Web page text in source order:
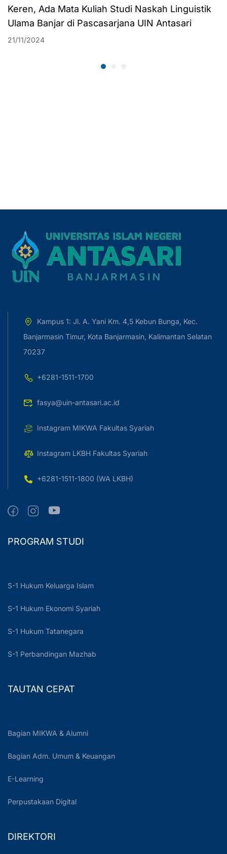
Keren, Ada Mata Kuliah Studi Naskah Linguistik
Ulama Banjar di Pascasarjana UIN Antasari
21/11/2024
Kampus 1: Jl. A. Yani Km. 4,5 Kebun Bunga, Kec.
Banjarmasin Timur, Kota Banjarmasin, Kalimantan Selatan
70237
+6281-1511-1700
fasya@uin-antasari.ac.id
Instagram MIKWA Fakultas Syariah
Instagram LKBH Fakultas Syariah
+6281-1511-1800 (WA LKBH)
PROGRAM STUDI
S-1 Hukum Keluarga Islam
S-1 Hukum Ekonomi Syariah
S-1 Hukum Tatanegara
S-1 Perbandingan Mazhab
TAUTAN CEPAT
Bagian MIKWA & Alumni
Bagian Adm. Umum & Keuangan
E-Learning
Perpustakaan Digital
DIREKTORI